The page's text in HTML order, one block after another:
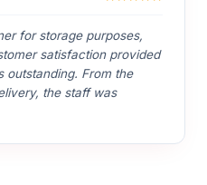
for storage purposes,
satisfaction provided
outstanding. From the
the staff was